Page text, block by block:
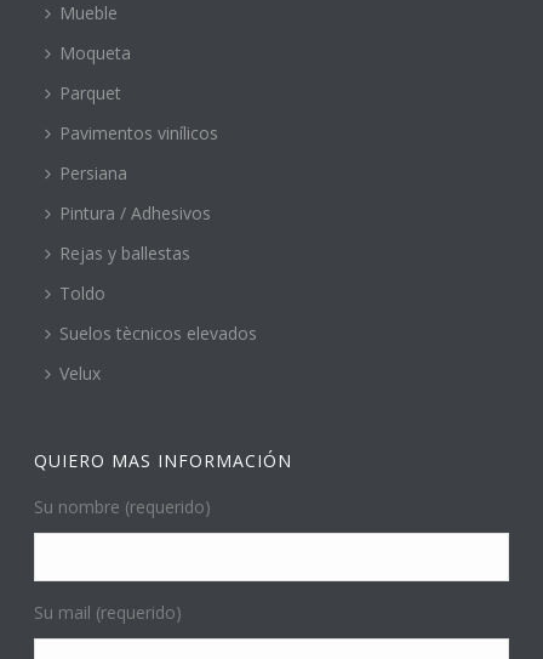
Mueble
Moqueta
Parquet
Pavimentos vinílicos
Persiana
Pintura / Adhesivos
Rejas y ballestas
Toldo
Suelos tècnicos elevados
Velux
QUIERO MAS INFORMACIÓN
Su nombre (requerido)
Su mail (requerido)